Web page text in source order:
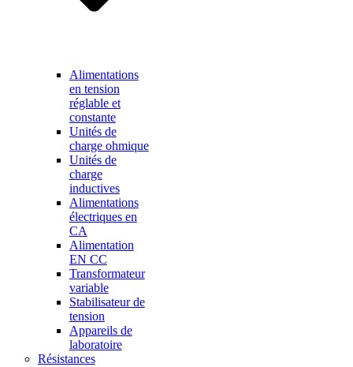
Alimentations
en tension
réglable et
constante
Unités de
charge ohmique
Unités de
charge
inductives
Alimentations
électriques en
CA
Alimentation
EN CC
Transformateur
variable
Stabilisateur de
tension
Appareils de
laboratoire
Résistances